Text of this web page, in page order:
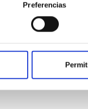
Preferencias
April, the Canary
of the 2012
been invited by the
the University of La
will welcome